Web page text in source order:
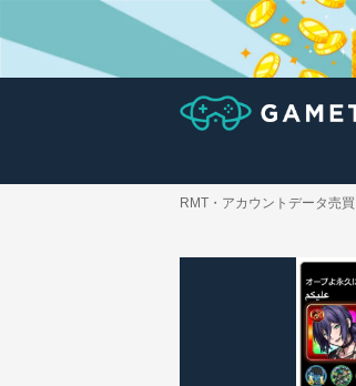
RMT・アカウントデータ売買